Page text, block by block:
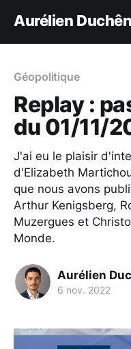
Aurélien
Géopolitique
Replay :
du 01/11/
J'ai eu le plaisir
d'Elizabeth
que nous avons
Arthur Kenigsberg,
Muzergues et
Monde.
Aurélien
6 nov. 2022